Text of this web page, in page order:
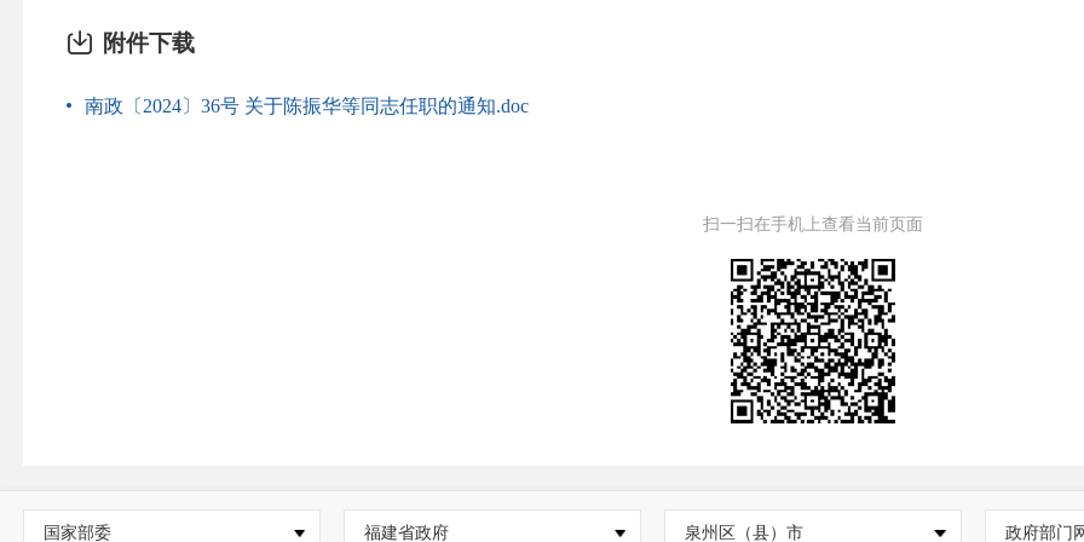
附件下载
南政〔2024〕36号 关于陈振华等同志任职的通知.doc
扫一扫在手机上查看当前页面
国家部委 福建省政府 泉州区（县）市 政府部门